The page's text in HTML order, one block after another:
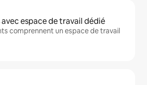
espace de travail dédié
comprennent un espace de travail